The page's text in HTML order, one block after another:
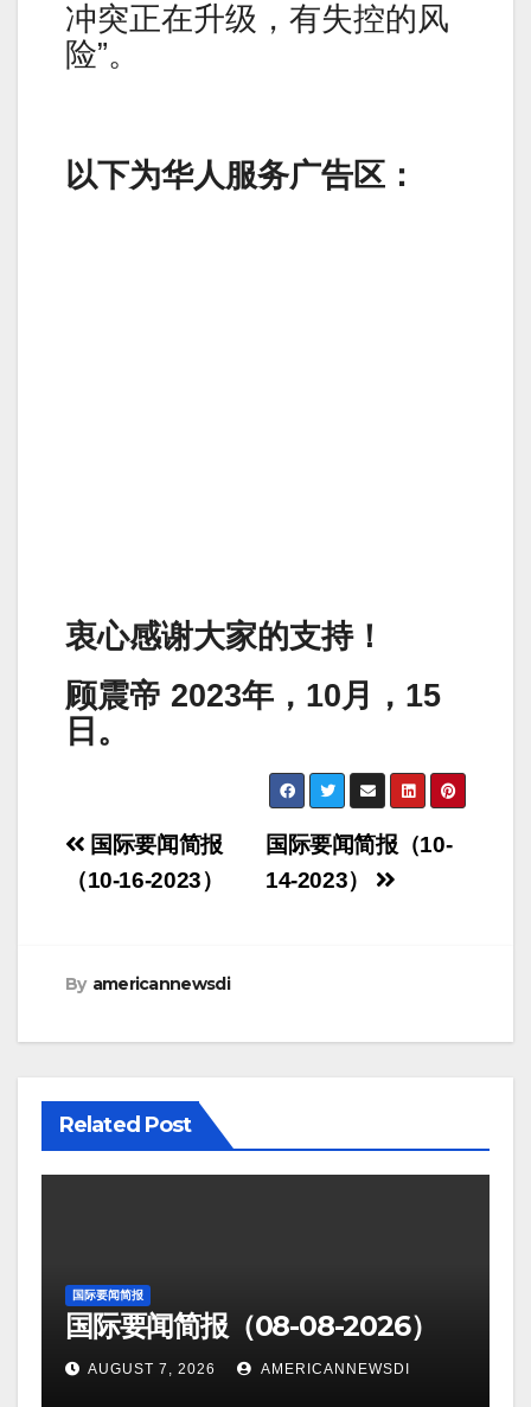
冲突正在升级，有失控的风
险”。
以下为华人服务广告区：
衷心感谢大家的支持！
顾震帝 2023年，10月，15
日。
Post
navigation
国际要闻简报（10-
14-2023）
国际要闻简报
（10-16-2023）
By americannewsdi
Related Post
国际要闻简报
国际要闻简报（08-08-2026）
AUGUST 7, 2026 AMERICANNEWSDI